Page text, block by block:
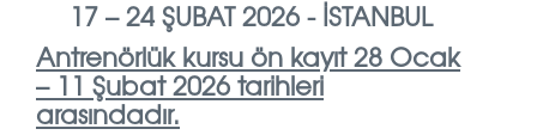
17 – 24 ŞUBAT 2026 - İSTANBUL
Antrenörlük kursu ön kayıt 28 Ocak
– 11 Şubat 2026 tarihleri
arasındadır.